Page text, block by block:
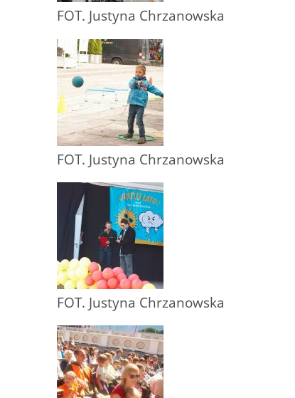
FOT. Justyna Chrzanowska
FOT. Justyna Chrzanowska
FOT. Justyna Chrzanowska